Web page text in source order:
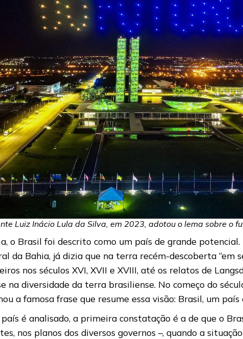
Luiz Inácio Lula da Silva, em 2023, adotou o lema sobre o
o Brasil foi descrito como um país de grande
da Bahia, já dizia que na terra recém-descoberta “em
nos séculos XVI, XVII e XVIII, até os relatos de
na diversidade da terra brasiliense. No começo do
a famosa frase que resume essa visão: Brasil, um
é analisado, a primeira constatação é a de que o
nos planos dos diversos governos –, quando a